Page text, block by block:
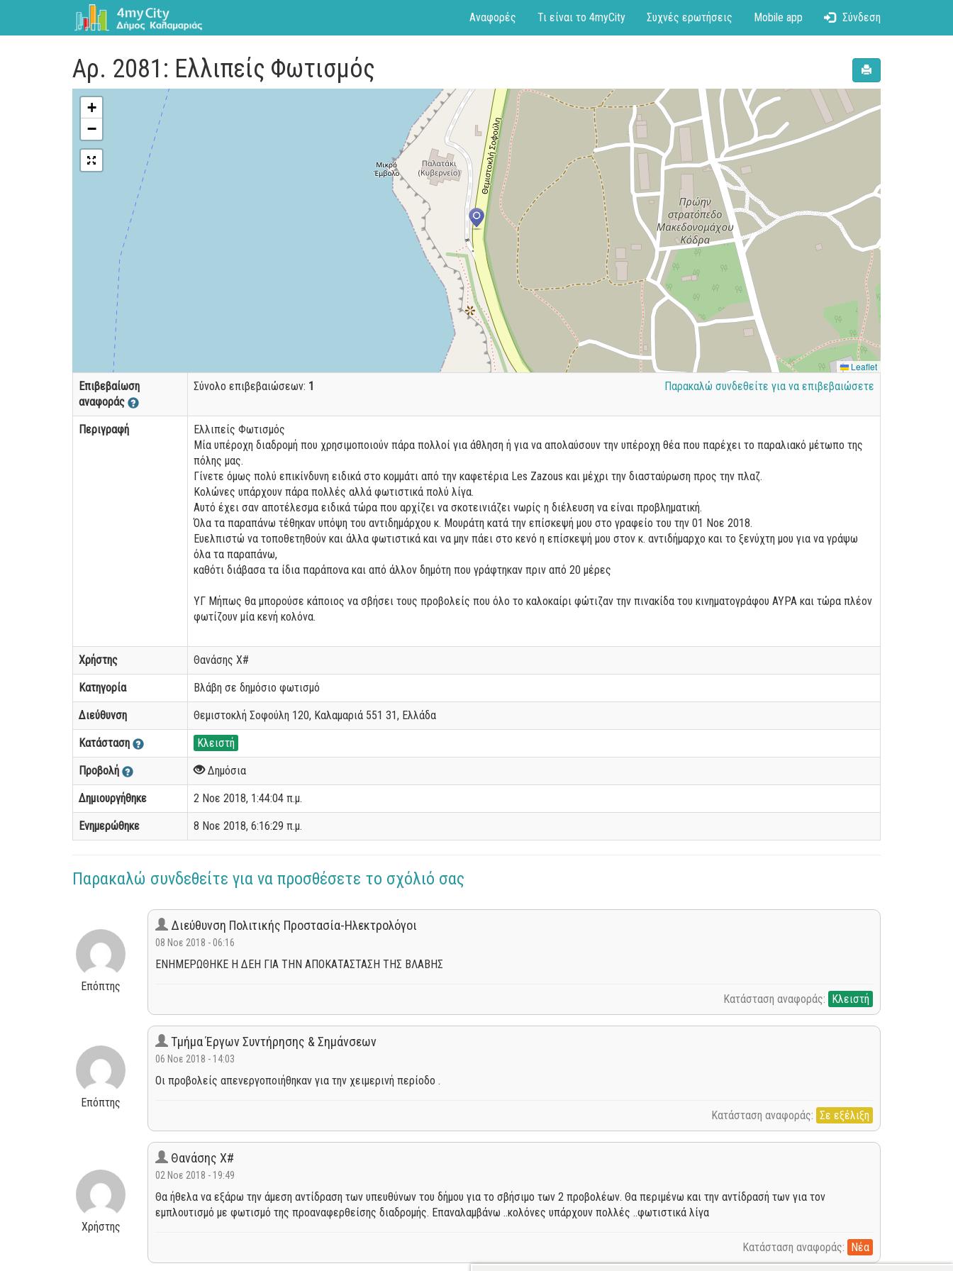
Αναφορές Τι είναι το 4myCity Συχνές ερωτήσεις Mobile app Σύνδεση
Αρ. 2081: Ελλιπείς Φωτισμός
+
−
Leaflet
Επιβεβαίωση
αναφοράς
Σύνολο επιβεβαιώσεων: 1 Παρακαλώ συνδεθείτε για να επιβεβαιώσετε
Περιγραφή
Ελλιπείς Φωτισμός
Μία υπέροχη διαδρομή που χρησιμοποιούν πάρα πολλοί για άθληση ή για να απολαύσουν την υπέροχη θέα που παρέχει το παραλιακό μέτωπο της
πόλης μας.
Γίνετε όμως πολύ επικίνδυνη ειδικά στο κομμάτι από την καφετέρια Les Zazous και μέχρι την διασταύρωση προς την πλαζ.
Κολώνες υπάρχουν πάρα πολλές αλλά φωτιστικά πολύ λίγα.
Αυτό έχει σαν αποτέλεσμα ειδικά τώρα που αρχίζει να σκοτεινιάζει νωρίς η διέλευση να είναι προβληματική.
Όλα τα παραπάνω τέθηκαν υπόψη του αντιδημάρχου κ. Μουράτη κατά την επίσκεψή μου στο γραφείο του την 01 Νοε 2018.
Ευελπιστώ να τοποθετηθούν και άλλα φωτιστικά και να μην πάει στο κενό η επίσκεψή μου στον κ. αντιδήμαρχο και το ξενύχτη μου για να γράψω
όλα τα παραπάνω,
καθότι διάβασα τα ίδια παράπονα και από άλλον δημότη που γράφτηκαν πριν από 20 μέρες
ΥΓ Μήπως θα μπορούσε κάποιος να σβήσει τους προβολείς που όλο το καλοκαίρι φώτιζαν την πινακίδα του κινηματογράφου ΑΥΡΑ και τώρα πλέον
φωτίζουν μία κενή κολόνα.
Χρήστης Θανάσης Χ#
Κατηγορία Βλάβη σε δημόσιο φωτισμό
Διεύθυνση Θεμιστοκλή Σοφούλη 120, Καλαμαριά 551 31, Ελλάδα
Κατάσταση Κλειστή
Προβολή Δημόσια
Δημιουργήθηκε 2 Νοε 2018, 1:44:04 π.μ.
Ενημερώθηκε 8 Νοε 2018, 6:16:29 π.μ.
Παρακαλώ συνδεθείτε για να προσθέσετε το σχόλιό σας
Επόπτης
Διεύθυνση Πολιτικής Προστασία-Ηλεκτρολόγοι
08 Νοε 2018 - 06:16
ΕΝΗΜΕΡΩΘΗΚΕ Η ΔΕΗ ΓΙΑ ΤΗΝ ΑΠΟΚΑΤΑΣΤΑΣΗ ΤΗΣ ΒΛΑΒΗΣ
Κατάσταση αναφοράς: Κλειστή
Επόπτης
Τμήμα Έργων Συντήρησης & Σημάνσεων
06 Νοε 2018 - 14:03
Οι προβολείς απενεργοποιήθηκαν για την χειμερινή περίοδο .
Κατάσταση αναφοράς: Σε εξέλιξη
Χρήστης
Θανάσης Χ#
02 Νοε 2018 - 19:49
Θα ήθελα να εξάρω την άμεση αντίδραση των υπευθύνων του δήμου για το σβήσιμο των 2 προβολέων. Θα περιμένω και την αντίδρασή των για τον
εμπλουτισμό με φωτισμό της προαναφερθείσης διαδρομής. Επαναλαμβάνω ..κολόνες υπάρχουν πολλές ..φωτιστικά λίγα
Κατάσταση αναφοράς: Νέα